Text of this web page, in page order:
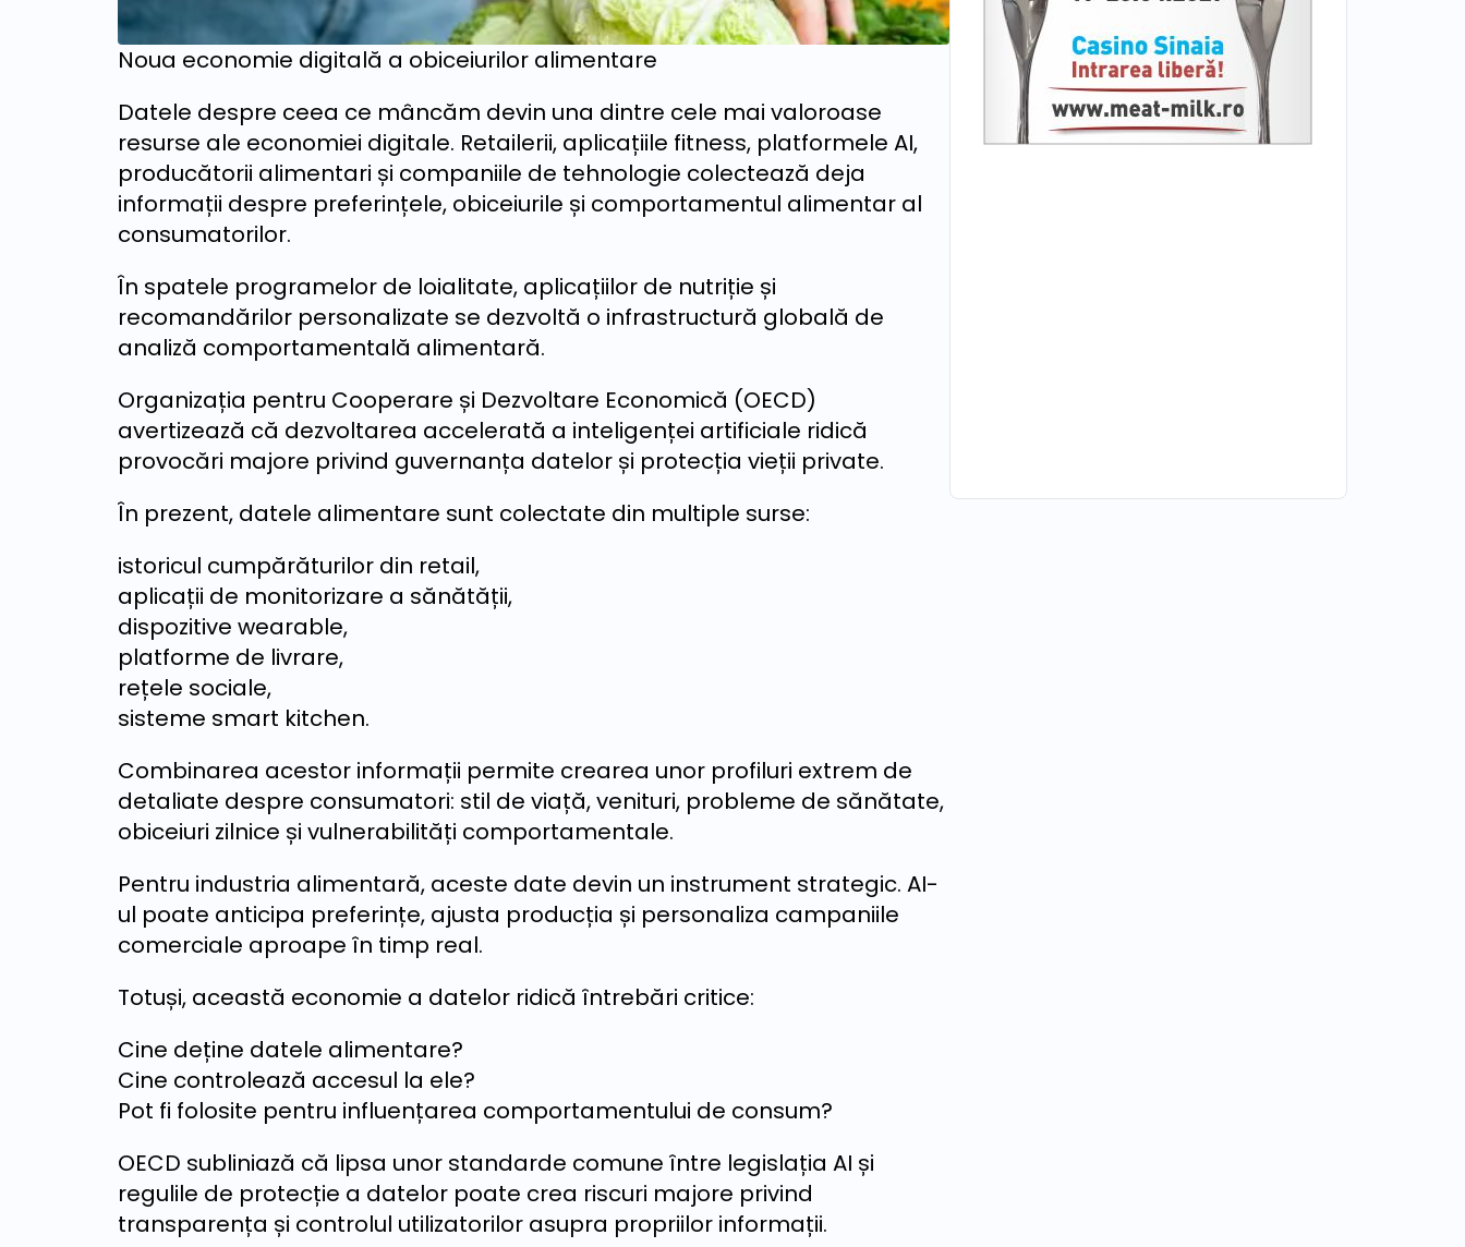
Noua economie digitală a obiceiurilor alimentare
Datele despre ceea ce mâncăm devin una dintre cele mai valoroase
resurse ale economiei digitale. Retailerii, aplicațiile fitness, platformele AI,
producătorii alimentari și companiile de tehnologie colectează deja
informații despre preferințele, obiceiurile și comportamentul alimentar al
consumatorilor.
În spatele programelor de loialitate, aplicațiilor de nutriție și
recomandărilor personalizate se dezvoltă o infrastructură globală de
analiză comportamentală alimentară.
Organizația pentru Cooperare și Dezvoltare Economică (OECD)
avertizează că dezvoltarea accelerată a inteligenței artificiale ridică
provocări majore privind guvernanța datelor și protecția vieții private.
În prezent, datele alimentare sunt colectate din multiple surse:
istoricul cumpărăturilor din retail,
aplicații de monitorizare a sănătății,
dispozitive wearable,
platforme de livrare,
rețele sociale,
sisteme smart kitchen.
Combinarea acestor informații permite crearea unor profiluri extrem de
detaliate despre consumatori: stil de viață, venituri, probleme de sănătate,
obiceiuri zilnice și vulnerabilități comportamentale.
Pentru industria alimentară, aceste date devin un instrument strategic. AI-
ul poate anticipa preferințe, ajusta producția și personaliza campaniile
comerciale aproape în timp real.
Totuși, această economie a datelor ridică întrebări critice:
Cine deține datele alimentare?
Cine controlează accesul la ele?
Pot fi folosite pentru influențarea comportamentului de consum?
OECD subliniază că lipsa unor standarde comune între legislația AI și
regulile de protecție a datelor poate crea riscuri majore privind
transparența și controlul utilizatorilor asupra propriilor informații.